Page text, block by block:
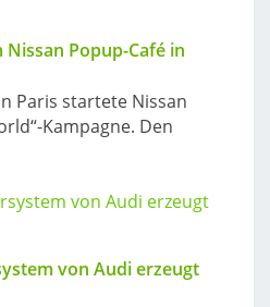
Popup-Café in
Paris startete Nissan
Kampagne. Den
von Audi erzeugt